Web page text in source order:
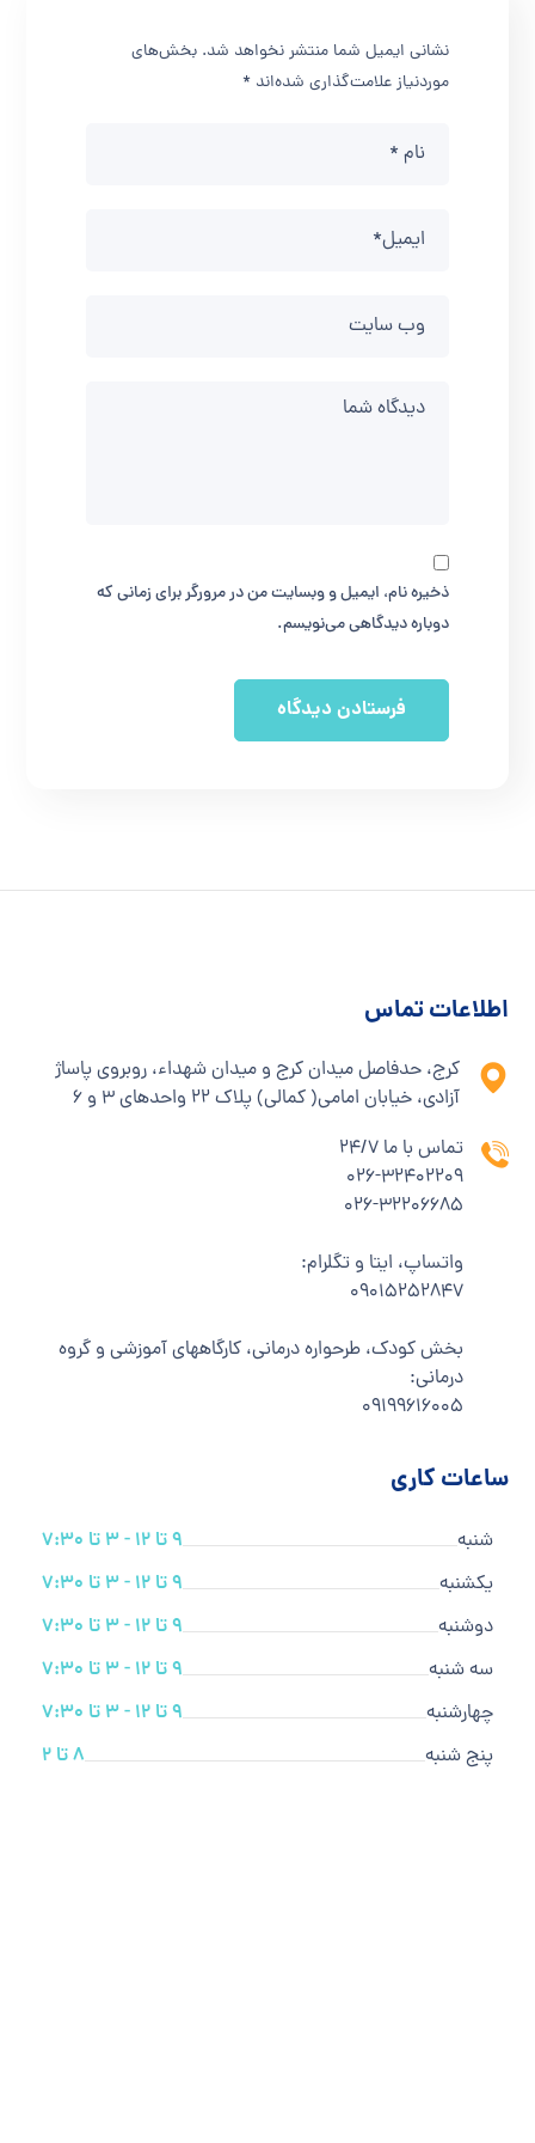
نشانی ایمیل شما منتشر نخواهد شد. بخش‌های
موردنیاز علامت‌گذاری شده‌اند*
ذخیره نام، ایمیل و وبسایت من در مرورگر برای زمانی که
دوباره دیدگاهی می‌نویسم.
اطلاعات تماس
کرج، حدفاصل میدان کرج و میدان شهداء، روبروی پاساژ
آزادی، خیابان امامی( کمالی) پلاک ۲۲ واحدهای ۳ و ۶
تماس با ما 24/7
۰۲۶-۳۲۴۰۲۲۰۹
۰۲۶-۳۲۲۰۶۶۸۵
واتساپ، ایتا و تگلرام:
۰۹۰۱۵۲۵۲۸۴۷
بخش کودک، طرحواره درمانی، کارگاههای آموزشی و گروه
درمانی:
۰۹۱۹۹۶۱۶۰۰۵
ساعات کاری
شنبه
9 تا 12 - 3 تا 7:30
یکشنبه
9 تا 12 - 3 تا 7:30
دوشنبه
9 تا 12 - 3 تا 7:30
سه شنبه
9 تا 12 - 3 تا 7:30
چهارشنبه
9 تا 12 - 3 تا 7:30
پنج شنبه
8 تا 2